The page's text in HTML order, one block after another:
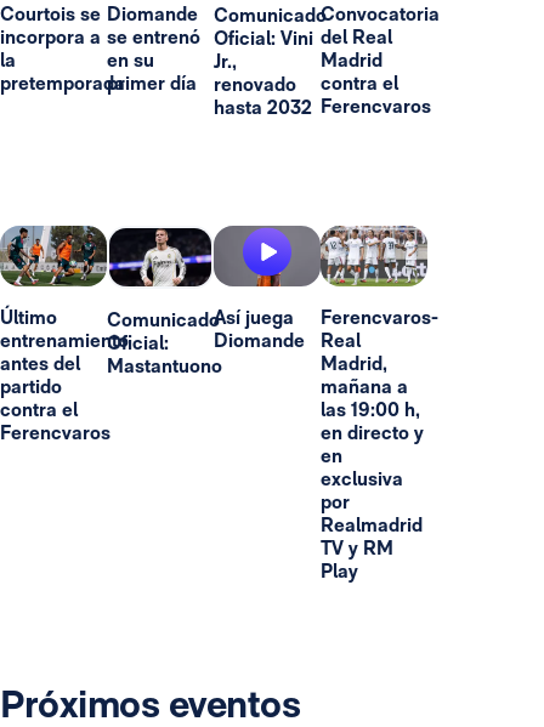
Courtois se
incorpora a
la
pretemporada
Diomande
se entrenó
en su
primer día
Comunicado
Oficial: Vini
Jr.,
renovado
hasta 2032
Convocatoria
del Real
Madrid
contra el
Ferencvaros
Último
entrenamiento
antes del
partido
contra el
Ferencvaros
Comunicado
Oficial:
Mastantuono
Así juega
Diomande
Ferencvaros-
Real
Madrid,
mañana a
las 19:00 h,
en directo y
en
exclusiva
por
Realmadrid
TV y RM
Play
Próximos eventos